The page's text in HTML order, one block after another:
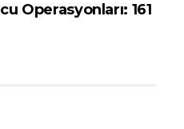
Operasyonları: 161